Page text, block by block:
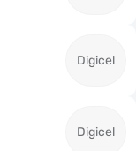
Digicel
Digicel